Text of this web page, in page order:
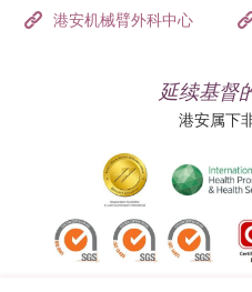
港安机械臂外科中心
延续基督
港安属下